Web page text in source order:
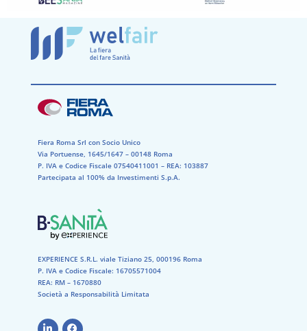
Fiera Roma Srl con Socio Unico
Via Portuense, 1645/1647 – 00148 Roma
P. IVA e Codice Fiscale 07540411001​ – REA: 103887​
Partecipata al 100% da Investimenti S.p.A.
EXPERIENCE S.R.L. viale Tiziano 25, 000196 Roma
P. IVA e Codice Fiscale: 16705571004
REA: RM – 1670880
Società a Responsabilità Limitata